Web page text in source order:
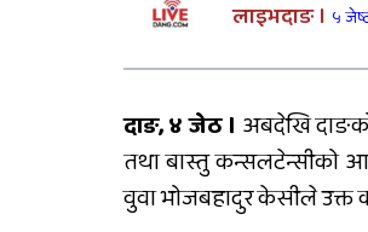
सडक
गुमाएकी
बैंक
लाइभदाङ । ५
दाङ, ४ जेठ । अबदेखि
तथा बास्तु कन्सलटेन्सीको
वुवा भोजबहादुर केसीले उक्त